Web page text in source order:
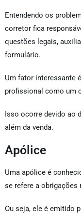
Entendendo os
corretor fica
questões legais,
formulário.
Um fator interessante
profissional como um
Isso ocorre devido ao
além da venda.
Apólice
Uma apólice é
se refere a obrigações
Ou seja, ele é emitido